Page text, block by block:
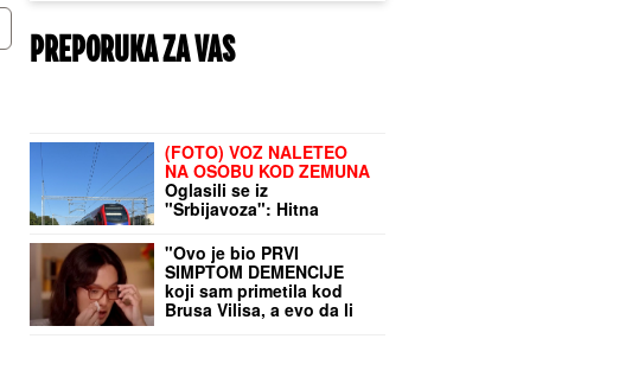
PREPORUKA ZA VAS
(FOTO) VOZ NALETEO
NA OSOBU KOD ZEMUNA
Oglasili se iz
"Srbijavoza": Hitna
mesta
"Ovo je bio PRVI
SIMPTOM DEMENCIJE
koji sam primetila kod
Brusa Vilisa, a evo da li